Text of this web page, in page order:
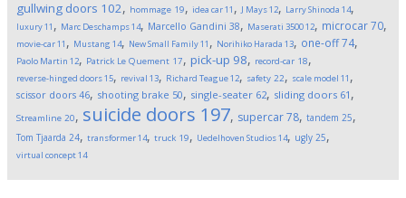
gullwing doors 102, hommage 19, idea car11 , J Mays12, Larry Shinoda 14,
luxury11 , Marc Deschamps14, Marcello Gandini 38, Maserati 350012, microcar70,
movie-car11 , Mustang 14, New Small Family11 , Norihiko Harada 13, one-off74,
Paolo Martin 12, Patrick Le Quement 17, pick-up 98, record-car 18,
reverse-hinged doors15, revival 13, Richard Teague12, safety 22, scale model 11 ,
scissor doors 46, shooting brake 50, single-seater 62, sliding doors 61 ,
Streamline 20, suicide doors 197, supercar78, tandem 25,
Tom Tjaarda 24, transformer14, truck 19, Uedelhoven Studios14, ugly 25,
virtual concept14